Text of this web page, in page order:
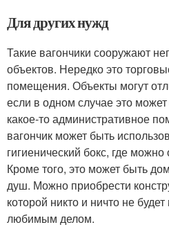
Для других нужд
Такие вагончики сооружают
объектов. Нередко это
помещения. Объекты могут
если в одном случае это
какое-то административное
вагончик может быть
гигиенический бокс, где
Кроме того, это может быть
душ. Можно приобрести
которой никто и ничто не
любимым делом.